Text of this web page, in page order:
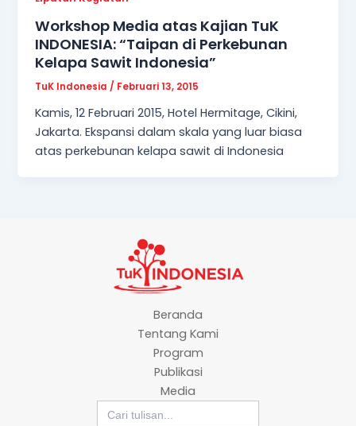
Workshop Media atas Kajian TuK
INDONESIA: “Taipan di Perkebunan
Kelapa Sawit Indonesia”
TuK Indonesia / Februari 13, 2015
Kamis, 12 Februari 2015, Hotel Hermitage, Cikini,
Jakarta. Ekspansi dalam skala yang luar biasa
atas perkebunan kelapa sawit di Indonesia
Beranda
Tentang Kami
Program
Publikasi
Media
Search
for: